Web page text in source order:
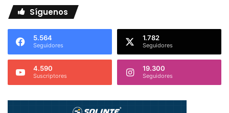
Síguenos
5.564
Seguidores
1.782
Seguidores
4.590
Suscriptores
19.300
Seguidores